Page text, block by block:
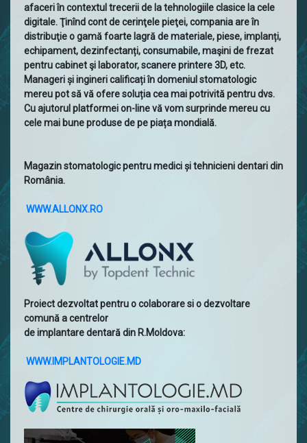
afaceri în contextul trecerii de la tehnologiile clasice la cele
digitale. Ţinînd cont de cerinţele pieţei, compania are în
distribuţie o gamă foarte lagră de materiale, piese, implanți,
echipament, dezinfectanți, consumabile, maşini de frezat
pentru cabinet şi laborator, scanere printere 3D, etc.
Manageri și ingineri calificați în domeniul stomatologic
mereu pot să vă ofere soluția cea mai potrivită pentru dvs.
Cu ajutorul platformei on-line vă vom surprinde mereu cu
cele mai bune produse de pe piața mondială.
Magazin stomatologic pentru medici și tehnicieni dentari din
România.
WWW.ALLONX.RO
Proiect dezvoltat pentru o colaborare si o dezvoltare
comună a centrelor
de implantare dentară din R.Moldova:
WWW.IMPLANTOLOGIE.MD